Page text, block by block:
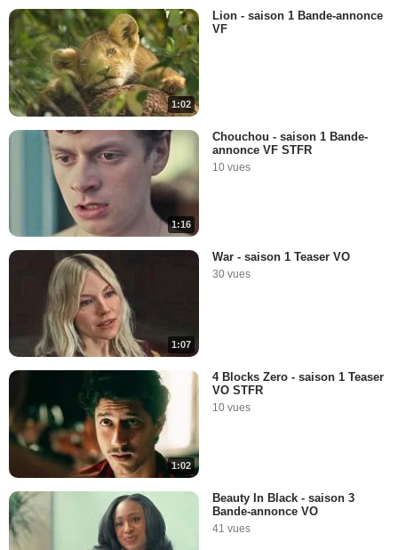
1:02
Lion - saison 1 Bande-annonce
VF
1:16
Chouchou - saison 1 Bande-
annonce VF STFR
10 vues
1:07
War - saison 1 Teaser VO
30 vues
1:02
4 Blocks Zero - saison 1 Teaser
VO STFR
10 vues
Beauty In Black - saison 3
Bande-annonce VO
41 vues